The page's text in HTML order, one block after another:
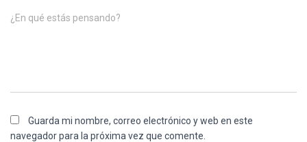
¿En qué estás pensando?
Guarda mi nombre, correo electrónico y web en este
navegador para la próxima vez que comente.